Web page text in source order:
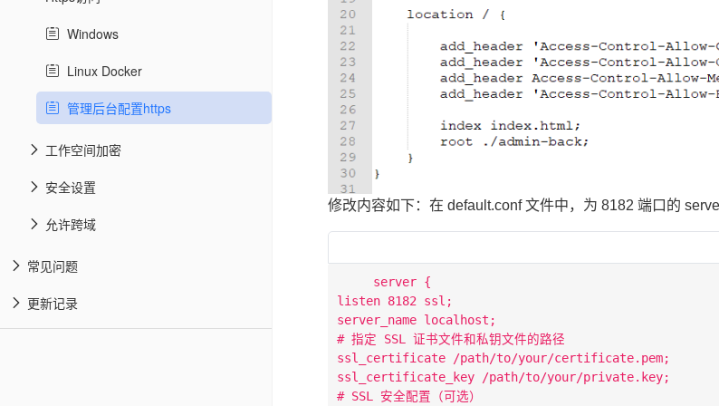
Windows
Linux Docker
管理后台配置https
工作空间加密
安全设置
允许跨域
常见问题
更新记录
修改内容如下：在 default.conf 文件中，为 8182 端口的
     server {
listen 8182 ssl;
server_name localhost;
# 指定 SSL 证书文件和私钥文件的路径
ssl_certificate /path/to/your/certificate.pem;
ssl_certificate_key /path/to/your/private.key;
# SSL 安全配置（可选）